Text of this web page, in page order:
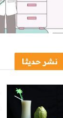
نشر حديثا